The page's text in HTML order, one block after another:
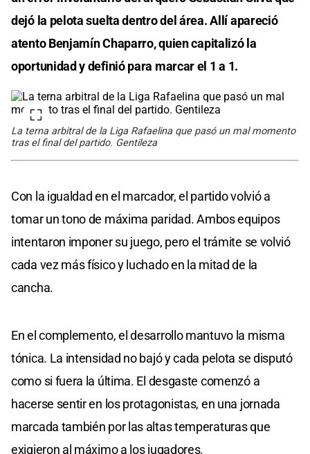
dejó la pelota suelta dentro del área. Allí apareció
atento Benjamín Chaparro, quien capitalizó la
oportunidad y definió para marcar el 1 a 1.
La terna arbitral de la Liga Rafaelina que pasó un mal momento
tras el final del partido. Gentileza
Con la igualdad en el marcador, el partido volvió a
tomar un tono de máxima paridad. Ambos equipos
intentaron imponer su juego, pero el trámite se volvió
cada vez más físico y luchado en la mitad de la
cancha.
En el complemento, el desarrollo mantuvo la misma
tónica. La intensidad no bajó y cada pelota se disputó
como si fuera la última. El desgaste comenzó a
hacerse sentir en los protagonistas, en una jornada
marcada también por las altas temperaturas que
exigieron al máximo a los jugadores.